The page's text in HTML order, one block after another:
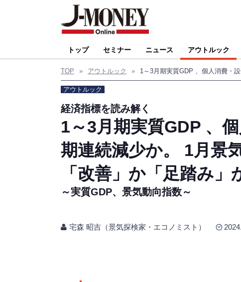
トップ セミナー ニュース アウトルック
TOP » アウトルック »
アウトルック
経済指標を読み解く
1～3月期実質GDP 、
期連続減少か。 1月景
「改善」か「足踏み」
～実質GDP、景気動向指数～
宅森 昭吉（景気探検家・エコノミスト）